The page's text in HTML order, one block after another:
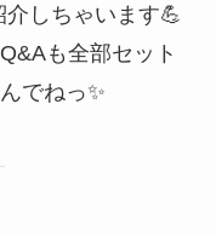
しちゃいます💪
も全部セット
でねっ✨